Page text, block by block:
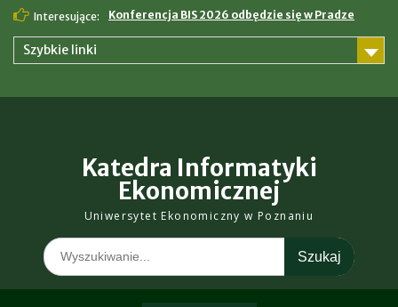
Skip
content
Interesujące: Konferencja BIS 2026 odbędzie się w Pradze
Szybkie linki
Katedra Informatyki
Ekonomicznej
Uniwersytet Ekonomiczny w Poznaniu
Search
for: